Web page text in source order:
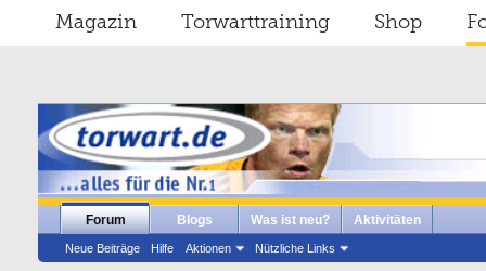
Magazin Torwarttraining Shop
Forum
Neue Beiträge Hilfe Aktionen Nützliche Links
Blogs Was ist neu? Aktivitäten